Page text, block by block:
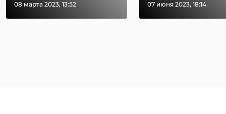
08 марта 2023, 13:52 07 июня 2023, 18:14